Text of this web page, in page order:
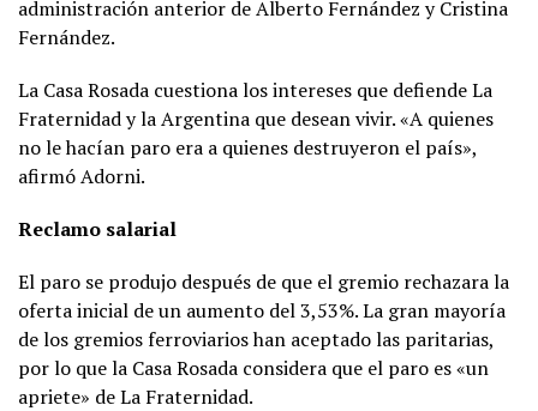
administración anterior de Alberto Fernández y Cristina
Fernández.
La Casa Rosada cuestiona los intereses que defiende La
Fraternidad y la Argentina que desean vivir. «A quienes
no le hacían paro era a quienes destruyeron el país»,
afirmó Adorni.
Reclamo salarial
El paro se produjo después de que el gremio rechazara la
oferta inicial de un aumento del 3,53%. La gran mayoría
de los gremios ferroviarios han aceptado las paritarias,
por lo que la Casa Rosada considera que el paro es «un
apriete» de La Fraternidad.